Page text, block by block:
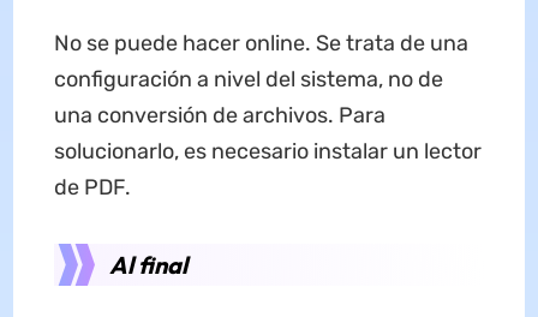
No se puede hacer online. Se trata de una
configuración a nivel del sistema, no de
una conversión de archivos. Para
solucionarlo, es necesario instalar un lector
de PDF.
Al final